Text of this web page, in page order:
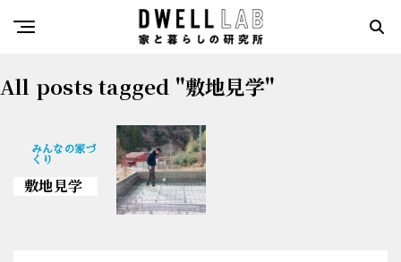
All posts tagged "敷地見学"
みんなの家づ
くり
敷地見学